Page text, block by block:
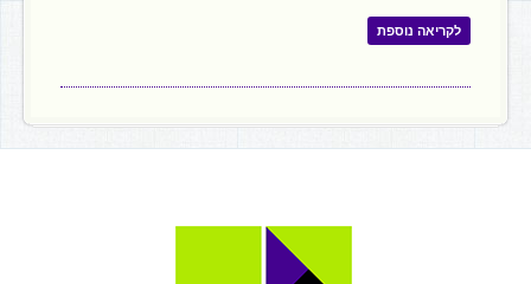
לקריאה נוספת